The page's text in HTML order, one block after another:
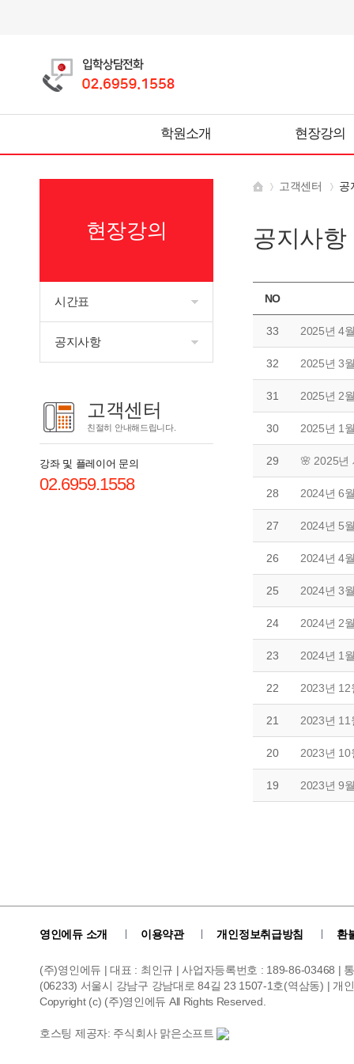
학원소개 현장강의
현장강의
시간표
공지사항
고객센터
친절히 안내해드립니다.
강좌 및 플레이어 문의
02.6959.1558
고객센터 공
공지사항
NO
33 2025년 4
32 2025년 3
31 2025년 2
30 2025년 1
29 🌸 2025년
28 2024년 6
27 2024년 5
26 2024년 4
25 2024년 3
24 2024년 2
23 2024년 1
22 2023년 12
21 2023년 11
20 2023년 10
19 2023년 9
영인에듀 소개 이용약관 개인정보취급방침 환
(주)영인에듀 | 대표 : 최인규 | 사업자등록번호 : 189-86-03468 |
(06233) 서울시 강남구 강남대로 84길 23 1507-1호(역삼동) | 개
Copyright (c) (주)영인에듀 All Rights Reserved.
호스팅 제공자: 주식회사 맑은소프트